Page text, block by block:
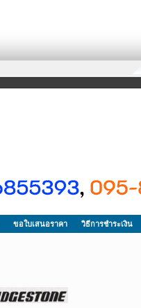
ขอใบเสนอราคา วิธีการชำระเงิน